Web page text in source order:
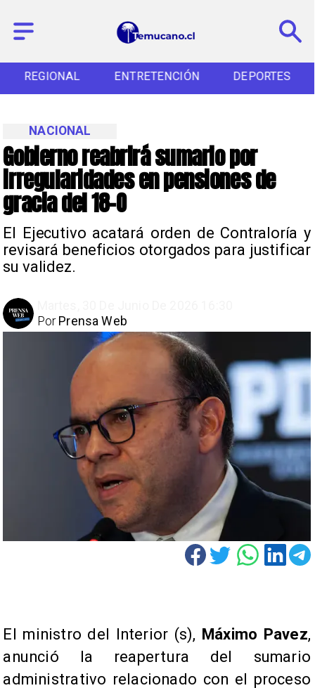
REGIONAL ENTRETENCIÓN DEPORTES
Gobierno reabrirá sumario por
irregularidades en pensiones de
gracia del 18-O
El Ejecutivo acatará orden de Contraloría y
revisará beneficios otorgados para justificar
su validez.
NACIONAL
Prensa Web
Por
El ministro del Interior (s), Máximo Pavez,
anunció la reapertura del sumario
administrativo relacionado con el proceso